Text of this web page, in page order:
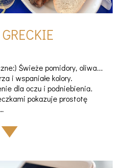
Świeże pomidory, oliwa...
i wspaniałe kolory.
dla oczu i podniebienia.
pokazuje prostotę